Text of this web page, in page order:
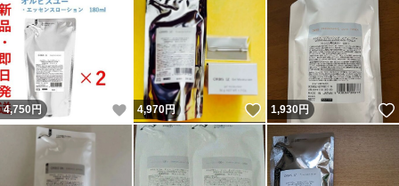
4,750 円 いいね！
4,970円 いいね！
1,930円